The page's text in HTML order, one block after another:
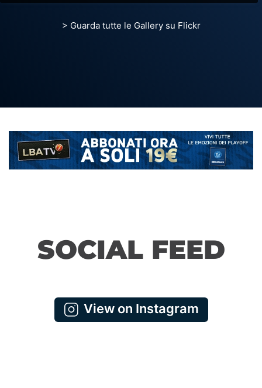
Guarda tutte le Gallery su Flickr
SOCIAL FEED
View on Instagram